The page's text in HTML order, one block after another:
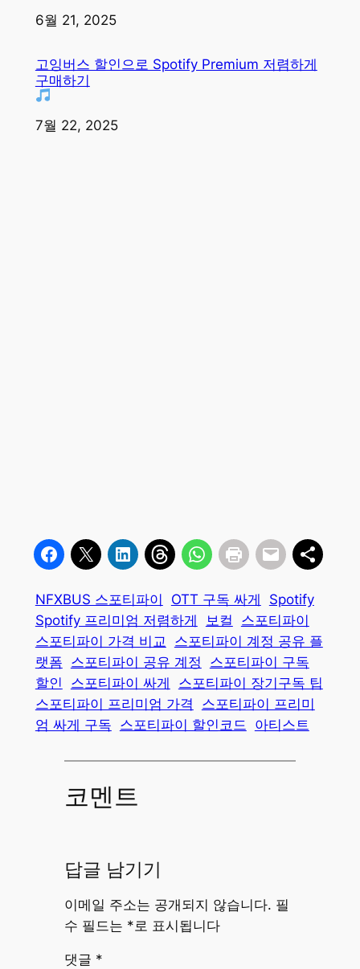
일자
6월 21, 2025
고잉버스 할인으로 Spotify Premium 저렴하게
구매하기
일자
7월 22, 2025
NFXBUS 스포티파이 OTT 구독 싸게
Spotify
Spotify 프리미엄 저렴하게
보컬
스포티파이
스포티파이 가격 비교 스포티파이 계정 공유 플
랫폼 스포티파이 공유 계정
스포티파이 구독
할인
스포티파이 싸게
스포티파이 장기구독 팁
스포티파이 프리미엄 가격
스포티파이 프리미
엄 싸게 구독 스포티파이 할인코드 아티스트
코멘트
답글 남기기
이메일 주소는 공개되지 않습니다. 필
수 필드는 * 로 표시됩니다
댓글 *